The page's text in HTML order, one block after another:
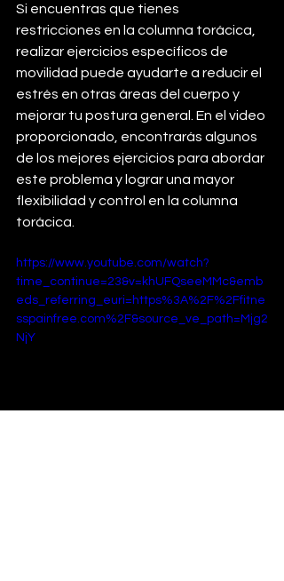
Si encuentras que tienes
restricciones en la columna torácica,
realizar ejercicios específicos de
movilidad puede ayudarte a reducir el
estrés en otras áreas del cuerpo y
mejorar tu postura general. En el video
proporcionado, encontrarás algunos
de los mejores ejercicios para abordar
este problema y lograr una mayor
flexibilidad y control en la columna
torácica.
https://www.youtube.com/watch?
time_continue=23&v=khUFQseeMMc&emb
eds_referring_euri=https%3A%2F%2Ffitne
sspainfree.com%2F&source_ve_path=Mjg2
NjY